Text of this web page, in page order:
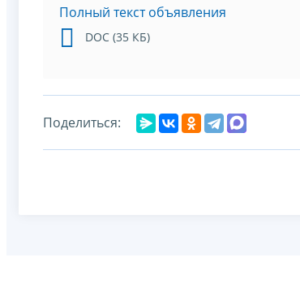
Полный текст объявления
DOC (35 КБ)
Поделиться: